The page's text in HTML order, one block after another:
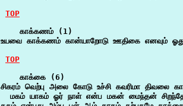
TOP
    காக்கணம் (1)
உயவை காக்கணம் கான்யாறோடு ஊதிகை எனவும்
TOP
    காக்கை (6)
சிகரம் வெற்பு அலை கோடு உச்சி கவரிமா திவலை
மகம் யாகம் ஓர் நாள் என்ப மகன் மைந்தன்